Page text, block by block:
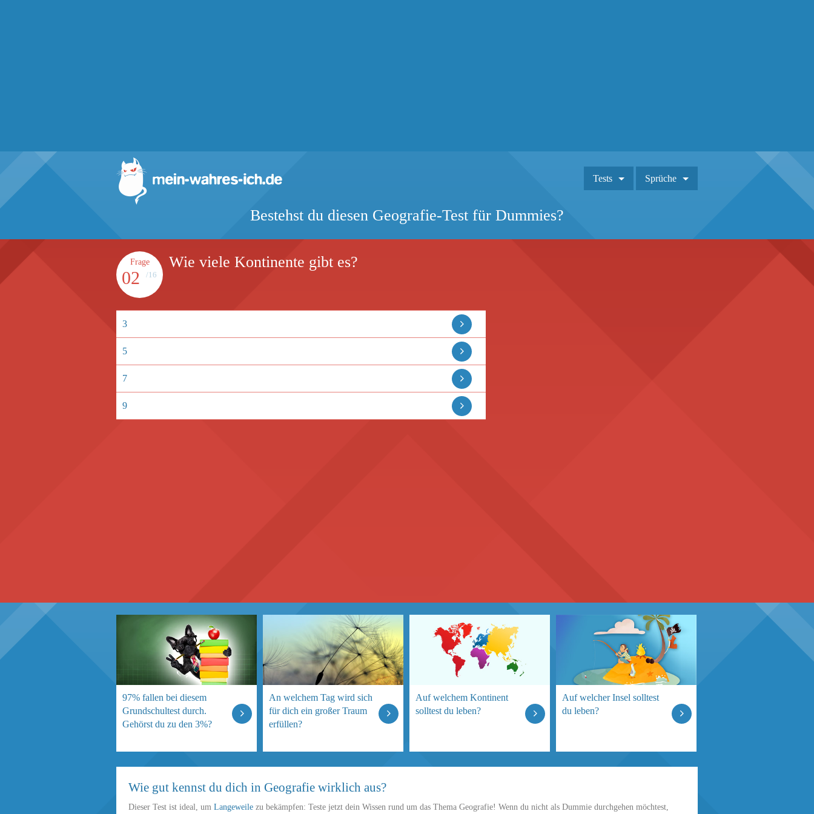
Tests Sprüche
Bestehst du diesen Geografie-Test für Dummies?
Frage
02 /16
Wie viele Kontinente gibt es?
3
5
7
9
97% fallen bei diesem
Grundschultest durch.
Gehörst du zu den 3%?
An welchem Tag wird sich
für dich ein großer Traum
erfüllen?
Auf welchem Kontinent
solltest du leben?
Auf welcher Insel solltest
du leben?
Wie gut kennst du dich in Geografie wirklich aus?
Dieser Test ist ideal, um Langeweile zu bekämpfen: Teste jetzt dein Wissen rund um das Thema Geografie! Wenn du nicht als Dummie durchgehen möchtest,